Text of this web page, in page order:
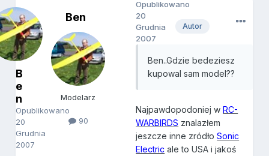
B
e
n
Opublikowano
20
Grudnia
2007
Ben
Modelarz
90
Autor
Opublikowano
20
Grudnia
2007
Ben..Gdzie bedeziesz
kupowal sam model??
Najpawdopodoniej wRC-
WARBIRDS znalazłem
jeszcze inne zródłoSonic
Electric ale to USA i jakoś